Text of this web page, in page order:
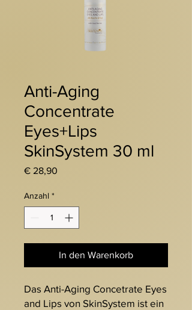
Anti-Aging
Concentrate
Eyes+Lips
SkinSystem 30 ml
€ 28,90
Anzahl *
In den Warenkorb
Das Anti-Aging Concetrate Eyes
and Lips von SkinSystem ist ein